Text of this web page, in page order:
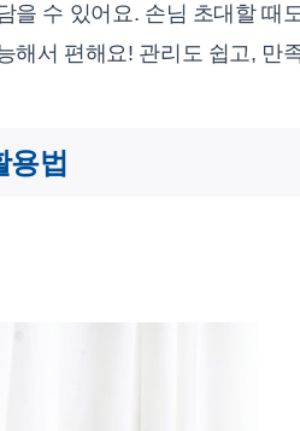
을 수 있어요. 손님 초대할 때
해서 편해요! 관리도 쉽고, 만
용법